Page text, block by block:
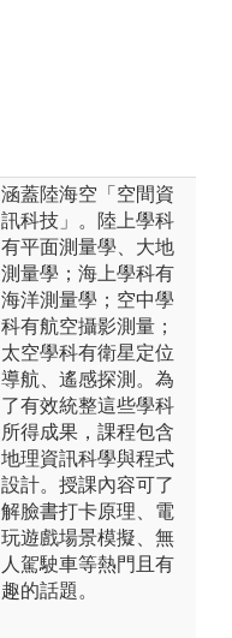
涵蓋陸海空「空間資
訊科技」。陸上學科
有平面測量學、大地
測量學；海上學科有
海洋測量學；空中學
科有航空攝影測量；
太空學科有衛星定位
導航、遙感探測。為
了有效統整這些學科
所得成果，課程包含
地理資訊科學與程式
設計。授課內容可了
解臉書打卡原理、電
玩遊戲場景模擬、無
人駕駛車等熱門且有
趣的話題。